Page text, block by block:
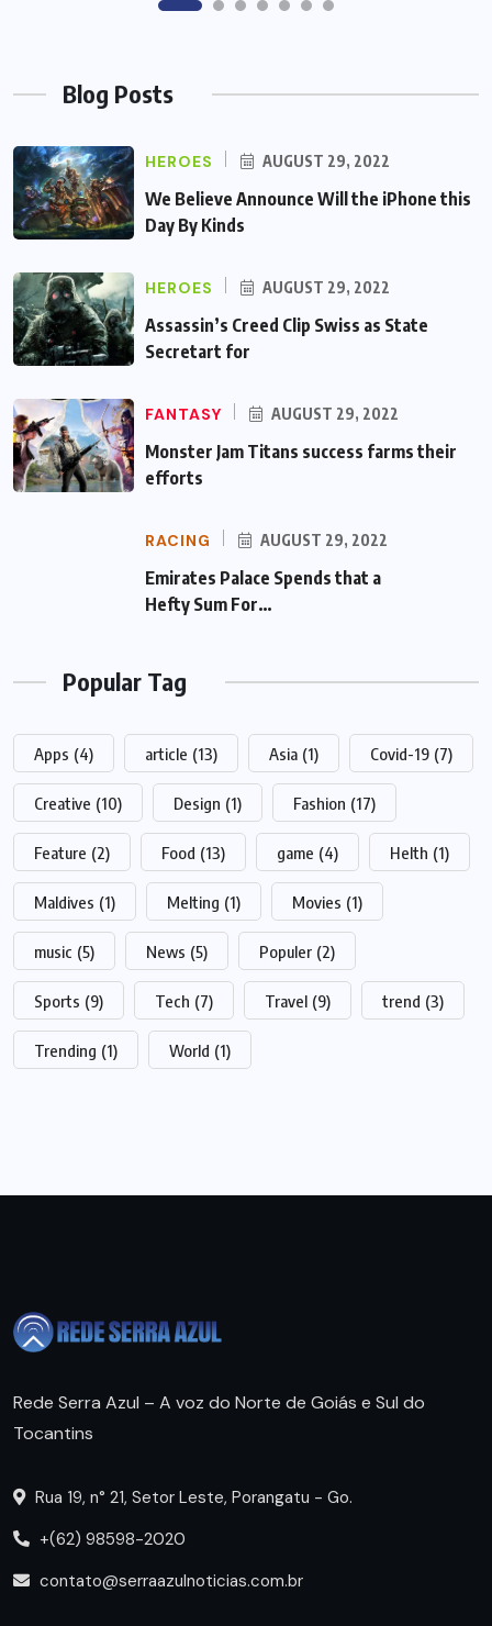
Blog Posts
HEROES AUGUST 29, 2022
We Believe Announce Will the iPhone this
Day By Kinds
HEROES AUGUST 29, 2022
Assassin’s Creed Clip Swiss as State
Secretart for
FANTASY AUGUST 29, 2022
Monster Jam Titans success farms their
efforts
RACING AUGUST 29, 2022
Emirates Palace Spends that a Hefty Sum
For…
Popular Tag
Apps (4) article (13) Asia (1) Covid-19 (7)
Creative (10) Design (1) Fashion (17)
Feature (2) Food (13) game (4) Helth (1)
Maldives (1) Melting (1) Movies (1)
music (5) News (5) Populer (2)
Sports (9) Tech (7) Travel (9) trend (3)
Trending (1) World (1)
Rede Serra Azul – A voz do Norte de Goiás e Sul do
Tocantins
Rua 19, n° 21, Setor Leste, Porangatu - Go.
+(62) 98598-2020
contato@serraazulnoticias.com.br